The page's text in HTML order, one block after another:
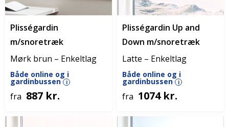
Plisségardin
m/snoretræk
Mørk brun – Enkeltlag
Både online og i
gardinbussen i
fra 887 kr.
Plisségardin Up and
Down m/snoretræk
Latte – Enkeltlag
Både online og i
gardinbussen i
fra 1074 kr.